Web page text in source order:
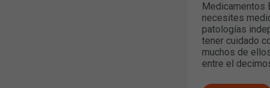
Medicamentos
necesites
patologías
tener cuidado
muchos de
entre el